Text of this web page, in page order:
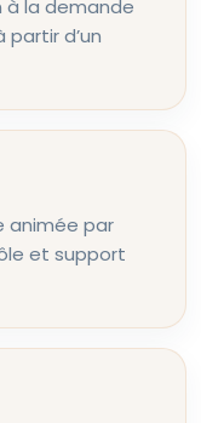
la demande
d’un
animée par
et support